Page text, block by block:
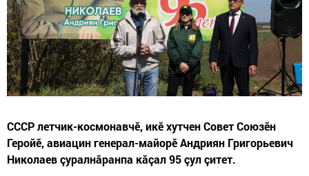
СССР летчик-космонавчӗ, икӗ хутчен Совет Союзӗн
Геройӗ, авиацин генерал-майорӗ Андриян Григорьевич
Николаев çуралнăранпа кăçал 95 çул çитет.